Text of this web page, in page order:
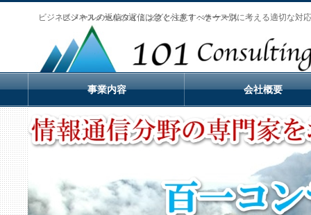
ビジネスメールの返信タイミングと注意すべきケース
ビジネスメールの返信は急ぐべき？：ケース別に考える適切な対
事業内容 会社概要